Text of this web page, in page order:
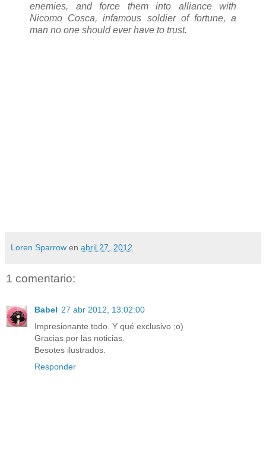
enemies, and force them into alliance with
Nicomo Cosca, infamous soldier of fortune, a
man no one should ever have to trust.
Loren Sparrow en abril 27, 2012
1 comentario:
Babel 27 abr 2012, 13:02:00
Impresionante todo. Y qué exclusivo ;o)
Gracias por las noticias.
Besotes ilustrados.
Responder